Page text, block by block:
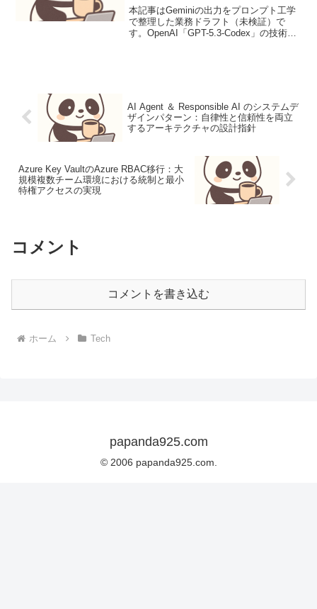
更新
本記事はGeminiの出力をプロンプト工学
で整理した業務ドラフト（未検証）で
す。OpenAI「GPT-5.3-Codex」の技術解
AI Agent ＆ Responsible AI のシステムデ
ザインパターン：自律性と信頼性を両立
するアーキテクチャの設計指針
Azure Key VaultのAzure RBAC移行：大
規模複数チーム環境における統制と最小
特権アクセスの実現
コメント
コメントを書き込む
ホーム Tech
papanda925.com
© 2006 papanda925.com.